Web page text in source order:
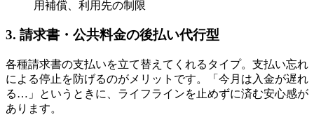
用補償、利用先の制限
3. 請求書・公共料金の後払い代行型
各種請求書の支払いを立て替えてくれるタイプ。支払い忘れ
による停止を防げるのがメリットです。「今月は入金が遅れ
る…」というときに、ライフラインを止めずに済む安心感が
あります。